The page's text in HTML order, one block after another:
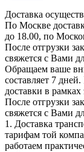
Доставка
По Москве
до 18.00, по
После отгрузки
свяжется с Вами
Обращаем ваше
составляет 7
доставки в
После отгрузки
свяжется с Вами
1. Доставка
тарифам той
работаем